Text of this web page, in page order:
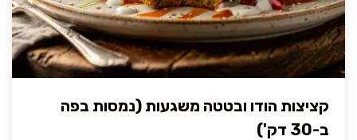
קציצות הודו ובטטה משגעות (נמסות בפה
ב-30 דק')